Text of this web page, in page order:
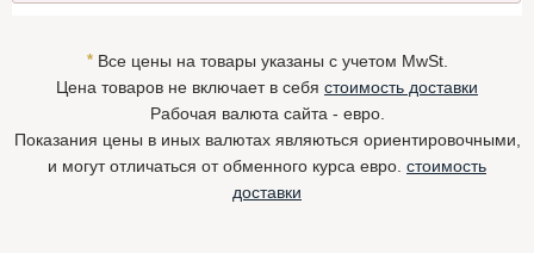
*Все цены на товары указаны с учетом MwSt.
Цена товаров не включает в себя стоимость доставки
Рабочая валюта сайта - евро.
Показания цены в иных валютах являються ориентировочными,
и могут отличаться от обменного курса евро. стоимость
доставки